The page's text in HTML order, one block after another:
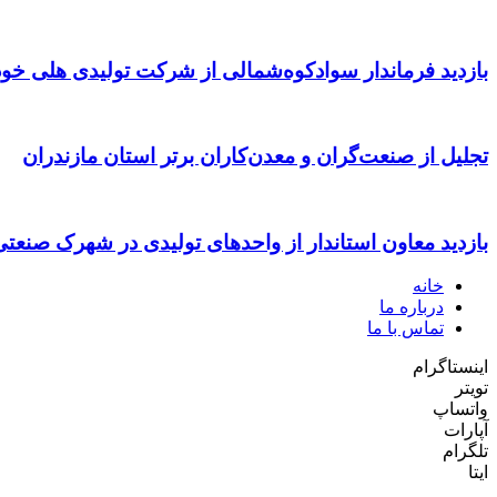
بازدید فرماندار سوادکوه‌شمالی از شرکت تولیدی هلی
تجلیل از صنعت‌گران و معدن‌کاران برتر استان مازندران
بازدید معاون استاندار از واحدهای تولیدی در شهرک
خانه
درباره ما
تماس با ما
اینستاگرام
تویتر
واتساپ
آپارات
تلگرام
ایتا